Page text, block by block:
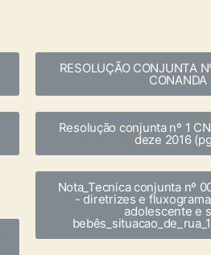
RESOLUÇÃO CONJUNTA
CONANDA
Resolução conjunta nº 1
deze 2016
Nota_Tecnica conjunta nº
- diretrizes e
adolescente e